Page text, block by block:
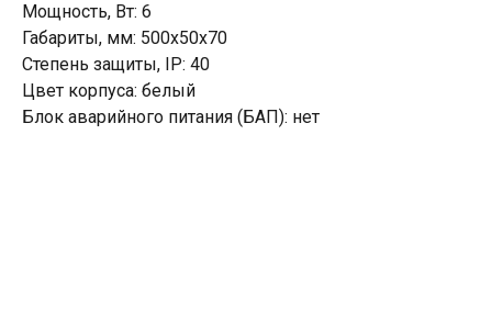
Мощность, Вт: 6
Габариты, мм: 500х50х70
Степень защиты, IP: 40
Цвет корпуса: белый
Блок аварийного питания (БАП): нет